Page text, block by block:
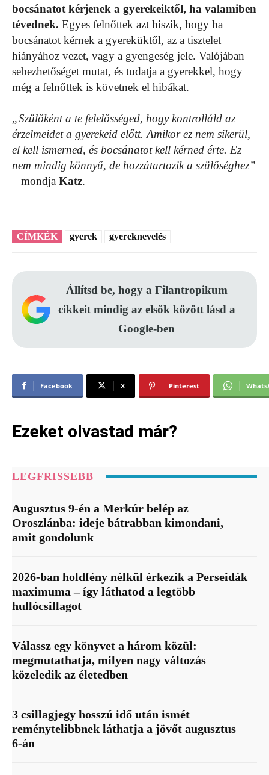
bocsánatot kérjenek a gyerekeiktől, ha valamiben
tévednek. Egyes felnőttek azt hiszik, hogy ha
bocsánatot kérnek a gyereküktől, az a tisztelet
hiányához vezet, vagy a gyengeség jele. Valójában
sebezhetőséget mutat, és tudatja a gyerekkel, hogy
még a felnőttek is követnek el hibákat.
„Szülőként a te felelősséged, hogy kontrolláld az
érzelmeidet a gyerekeid előtt. Amikor ez nem sikerül,
el kell ismerned, és bocsánatot kell kérned érte. Ez
nem mindig könnyű, de hozzátartozik a szülőséghez”
– mondja Katz.
CÍMKÉK gyerek gyereknevelés
Állítsd be, hogy a Filantropikum
cikkeit mindig az elsők között lásd a
Google-ben
Facebook X Pinterest
Ezeket olvastad már?
LEGFRISSEBB
Augusztus 9-én a Merkúr belép az
Oroszlánba: ideje bátrabban kimondani,
amit gondolunk
2026-ban holdfény nélkül érkezik a Perseidák
maximuma – így láthatod a legtöbb
hullócsillagot
Válassz egy könyvet a három közül:
megmutathatja, milyen nagy változás
közeledik az életedben
3 csillagjegy hosszú idő után ismét
reménytelibbnek láthatja a jövőt augusztus
6-án